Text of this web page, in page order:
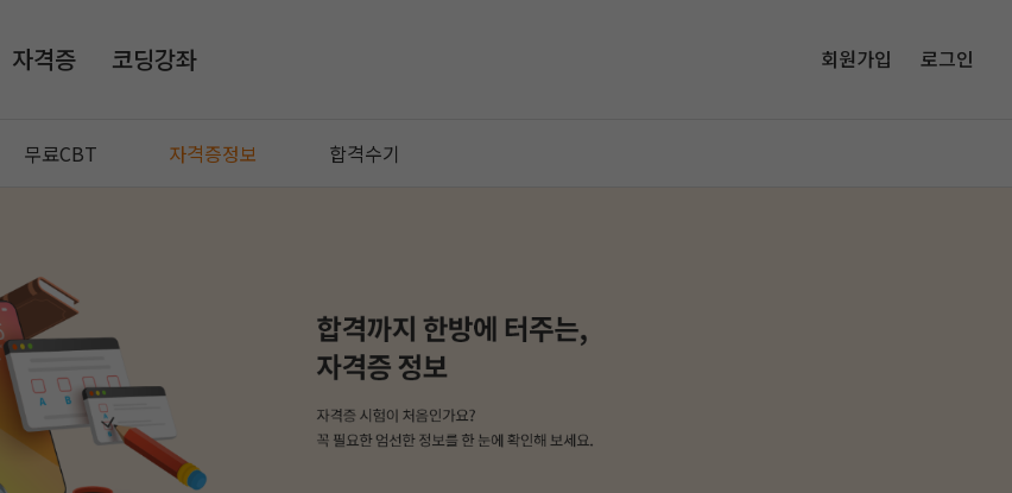
자격증 코딩강좌 회원가입 로그인
무료CBT 자격증정보 합격수기